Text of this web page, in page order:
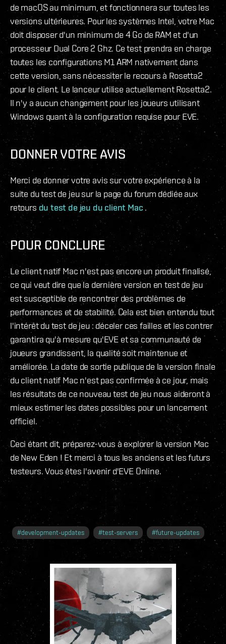
de macOS au minimum, et fonctionnera sur toutes les
versions ultérieures. Pour les systèmes Intel, votre Mac
doit disposer d'un minimum de 4 Go de RAM et d'un
processeur Dual Core 2 Ghz. Ce test prendra en charge
toutes les configurations M1 ARM nativement dans
cette version, sans nécessiter le recours à Rosetta2
pour le client. Le lanceur utilise actuellement Rosetta2.
Il n'y a aucun changement pour les joueurs utilisant
Windows quant à la configuration requise pour EVE.
DONNER VOTRE AVIS
Merci de donner votre avis sur votre expérience à la
suite du test de jeu sur la page du forum dédiée aux
retours du test de jeu du client Mac .
POUR CONCLURE
Le client natif Mac n'est pas encore un produit finalisé,
ce qui veut dire que la dernière version en test de jeu
est susceptible de rencontrer des problèmes de
performances et de stabilité. Cela est bien entendu tout
l'intérêt du test de jeu : déceler ces failles et les contrer
garantira qu'à mesure qu'EVE et sa communauté de
joueurs grandissent, la qualité soit maintenue et
améliorée. La date de sortie publique de la version finale
du client natif Mac n'est pas confirmée à ce jour, mais
les résultats de ce nouveau test de jeu nous aideront à
mieux estimer les dates possibles pour un lancement
officiel.
Ceci étant dit, préparez-vous à explorer la version Mac
de New Eden ! Et merci à tous les anciens et les futurs
testeurs. Vous êtes l'avenir d'EVE Online.
#development-updates #test-servers #future-updates